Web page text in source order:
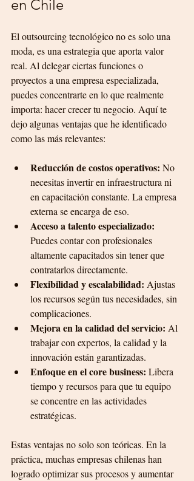
en Chile
El outsourcing tecnológico no es solo una
moda, es una estrategia que aporta valor
real. Al delegar ciertas funciones o
proyectos a una empresa especializada,
puedes concentrarte en lo que realmente
importa: hacer crecer tu negocio. Aquí te
dejo algunas ventajas que he identificado
como las más relevantes:
Reducción de costos operativos: No
necesitas invertir en infraestructura ni
en capacitación constante. La empresa
externa se encarga de eso.
Acceso a talento especializado:
Puedes contar con profesionales
altamente capacitados sin tener que
contratarlos directamente.
Flexibilidad y escalabilidad: Ajustas
los recursos según tus necesidades, sin
complicaciones.
Mejora en la calidad del servicio: Al
trabajar con expertos, la calidad y la
innovación están garantizadas.
Enfoque en el core business: Libera
tiempo y recursos para que tu equipo
se concentre en las actividades
estratégicas.
Estas ventajas no solo son teóricas. En la
práctica, muchas empresas chilenas han
logrado optimizar sus procesos y aumentar